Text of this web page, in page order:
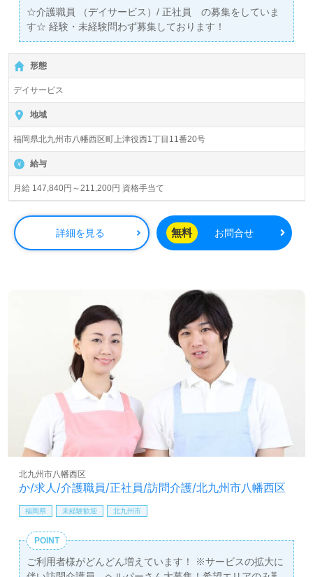
☆介護職員 （デイサービス）/ 正社員 の募集をしていま
す☆ 経験・未経験問わず募集しております！
形態
デイサービス
地域
福岡県北九州市八幡西区町上津役西1丁目11番20号
給与
月給 147,840円～211,200円 資格手当て
詳細を見る 無料 お問合せ
か/求人/介護職員/正社員/訪問介護/北九州市八幡西区
北九州市八幡西区
福岡県 未経験歓迎 北九州市
POINT
ご利用者様がどんどん増えています！ ※サービスの拡大に